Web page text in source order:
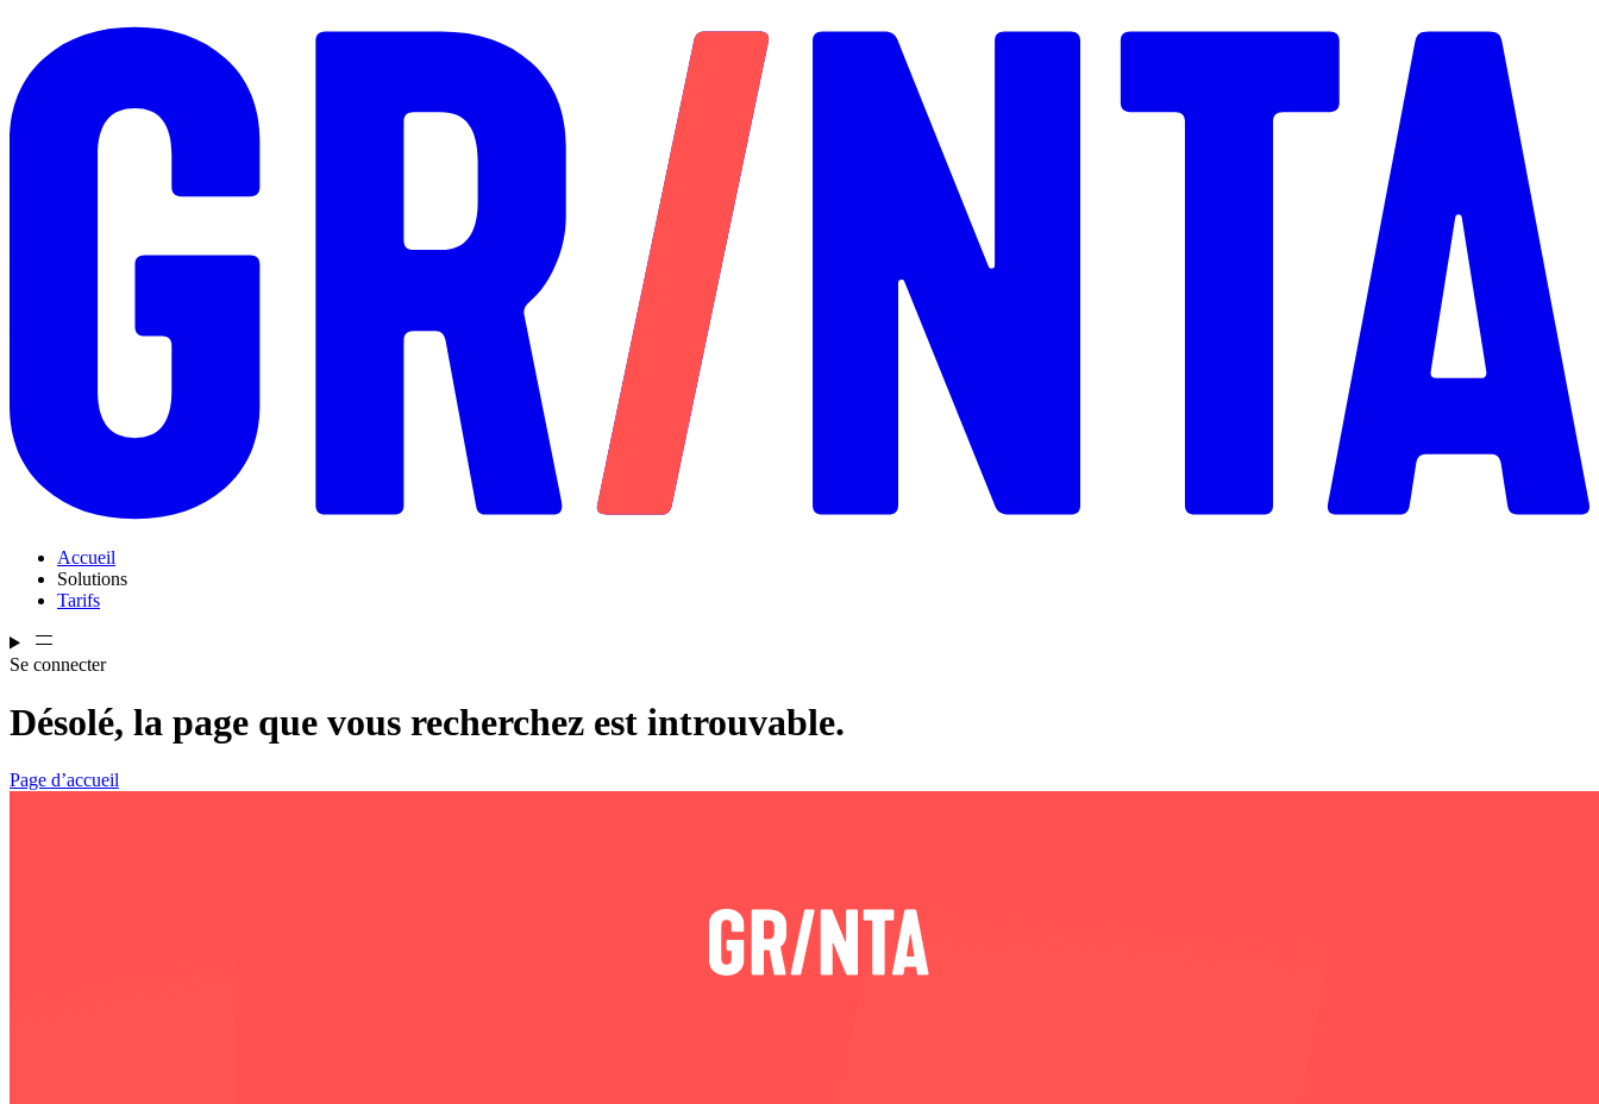
Accueil
Solutions
Tarifs
Se connecter
Désolé, la page que vous recherchez est introuvable.
Page d’accueil